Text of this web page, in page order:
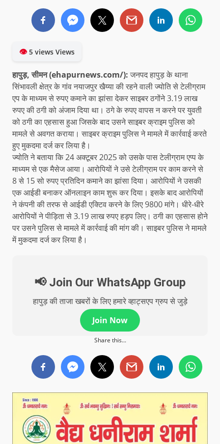
👁5 views Views
हापुड़, सीमन (ehapurnews.com/): जनपद हापुड़ के थाना
सिंभावली क्षेत्र के गांव नयाजपुर खैय्या की रहने वाली ज्योति से टेलीग्राम
एप के माध्यम से रुपए कमाने का झांसा देकर साइबर ठगोंने 3.19 लाख
रुपए की ठगी को अंजाम दिया था। ठगे के रुपए वापस न करने पर युवती
को ठगी का एहसास हुआ जिसके बाद उसने साइबर क्राइम पुलिस को
मामले से अवगत कराया। साइबर क्राइम पुलिस ने मामले में कार्रवाई करते
हुए मुकदमा दर्ज कर लिया है।
ज्योति ने बताया कि 24 अक्टूबर 2025 को उसके पास टेलीग्राम एप्प के
माध्यम से एक मैसेज आया। आरोपियों ने उसे टेलीग्राम पर काम करने से
8 से 15 सो रुपए प्रतिदिन कमाने का झांसा दिया। आरोपियों ने उसकी
एक आईडी बनाकर ऑनलाइन काम शुरू कर दिया। इसके बाद आरोपियों
ने कंपनी की तरफ से आईडी एक्टिव करने के लिए 9800 मांगे। धीरे-धीरे
आरोपियों ने पीड़िता से 3.19 लाख रुपए हड़प लिए। ठगी का एहसास होने
पर उसने पुलिस से मामले में कार्रवाई की मांग की। साइबर पुलिस ने मामले
में मुकदमा दर्ज कर लिया है।
📢 Join Our WhatsApp Group
हापुड़ की ताजा खबरों के लिए हमारे व्हाट्सएप ग्रुप से जुड़े
Join Now
Share this...